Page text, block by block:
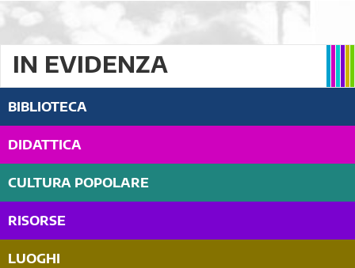
IN EVIDENZA
BIBLIOTECA
DIDATTICA
CULTURA POPOLARE
RISORSE
LUOGHI